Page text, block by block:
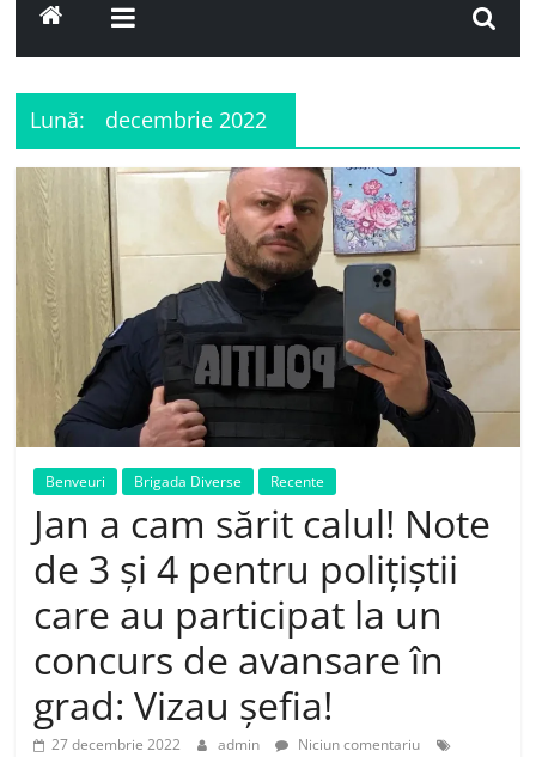
Lună: decembrie 2022
Benveuri Brigada Diverse Recente
Jan a cam sărit calul! Note
de 3 și 4 pentru polițiștii
care au participat la un
concurs de avansare în
grad: Vizau șefia!
27 decembrie 2022 admin
Niciun comentariu